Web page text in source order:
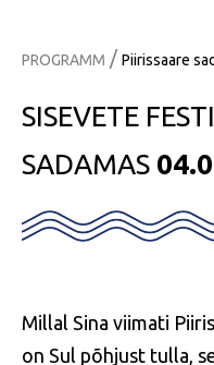
PROGRAMM / Piirissaare
SISEVETE
SADAMAS
Millal Sina viimati
on Sul põhjust tulla,